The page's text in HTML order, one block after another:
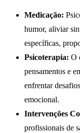
Medicação:
humor, aliviar
específicas,
Psicoterapia: O
pensamentos e
enfrentar
emocional.
Intervenções
profissionais de